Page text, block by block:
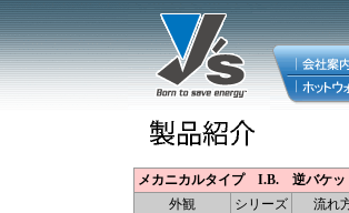
メカニカルタイプ I.B. 逆バケッ
外観
シリーズ 流れ